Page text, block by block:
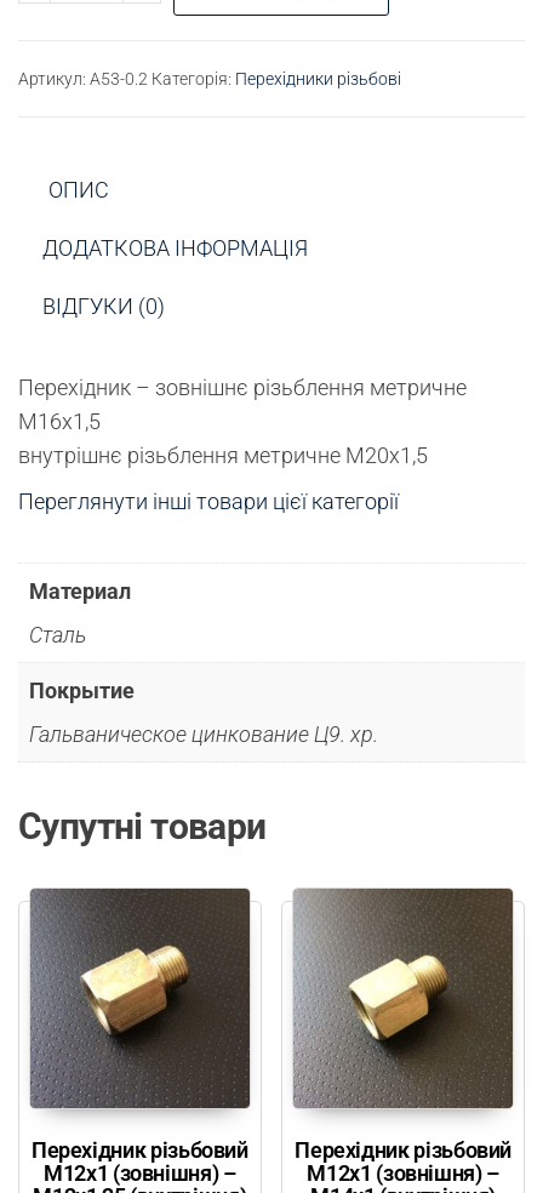
Артикул: A53-0.2 Категорія: Перехідники різьбові
ОПИС
ДОДАТКОВА ІНФОРМАЦІЯ
ВІДГУКИ (0)
Перехідник – зовнішнє різьблення метричне
М16х1,5
внутрішнє різьблення метричне М20х1,5
Переглянути інші товари цієї категорії
Материал
Сталь
Покрытие
Гальваническое цинкование Ц9. хр.
Супутні товари
Перехідник різьбовий
М12х1 (зовнішня) –
Перехідник різьбовий
М12х1 (зовнішня) –